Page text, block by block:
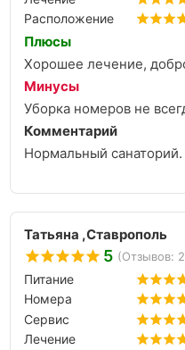
Расположение
Плюсы
Хорошее лечение,
Минусы
Комментарий
Нормальный
Татьяна ,Ставрополь
5 (Отзывов:
Питание
Номера
Сервис
Лечение